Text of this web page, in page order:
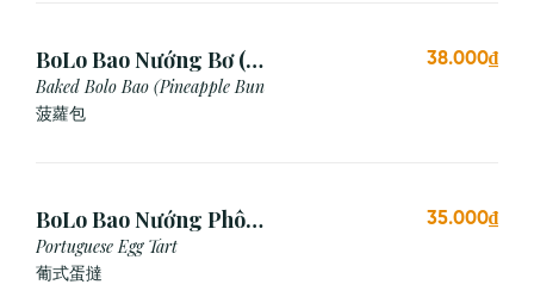
BoLo Bao Nướng Bơ (1
Cái)
Baked Bolo Bao (Pineapple Bun
菠蘿包
38.000₫
BoLo Bao Nướng Phô
Mai (1 Cái)
Portuguese Egg Tart
葡式蛋撻
35.000₫